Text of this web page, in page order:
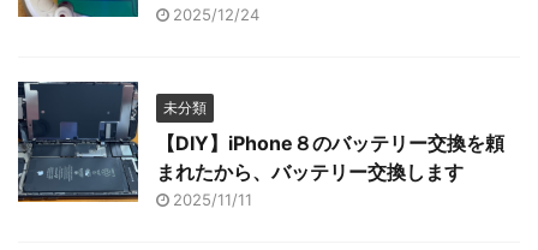
2025/12/24
未分類
【DIY】iPhone８のバッテリー交換を頼
まれたから、バッテリー交換します
2025/11/11